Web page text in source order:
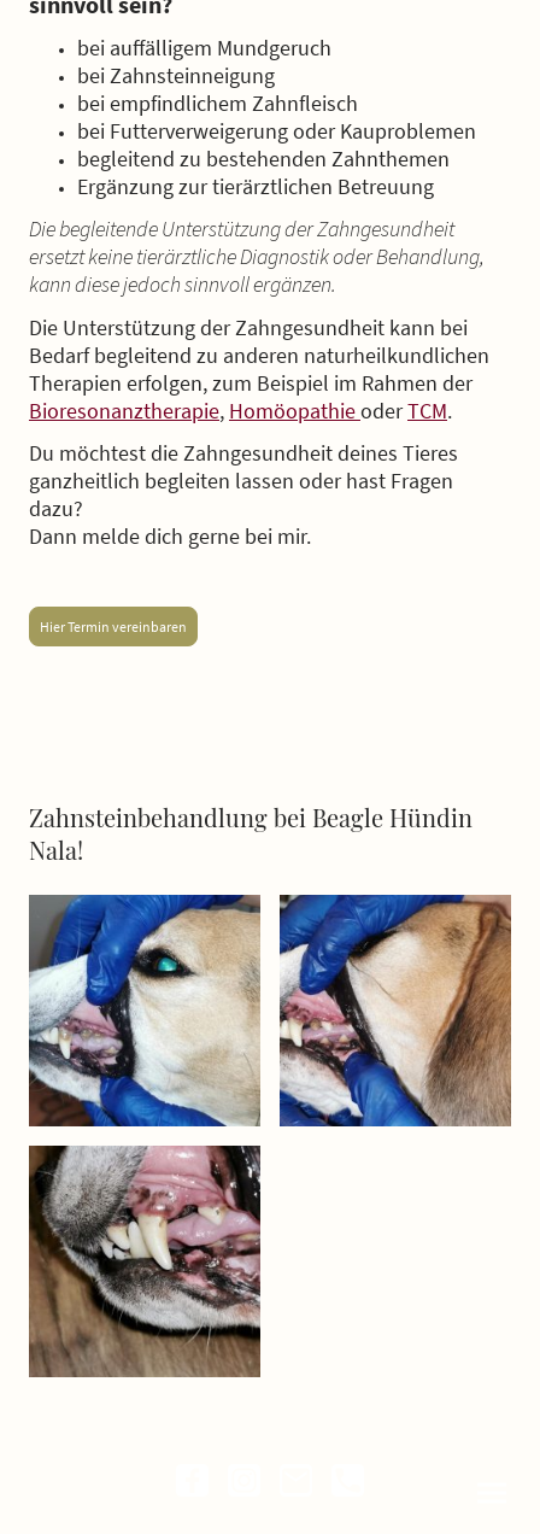
bei auffälligem Mundgeruch
bei Zahnsteinneigung
bei empfindlichem Zahnfleisch
bei Futterverweigerung oder Kauproblemen
begleitend zu bestehenden Zahnthemen
Ergänzung zur tierärztlichen Betreuung
Die begleitende Unterstützung der Zahngesundheit
ersetzt keine tierärztliche Diagnostik oder Behandlung,
kann diese jedoch sinnvoll ergänzen.
Die Unterstützung der Zahngesundheit kann bei
Bedarf begleitend zu anderen naturheilkundlichen
Therapien erfolgen, zum Beispiel im Rahmen der
Bioresonanztherapie, HomöopathieoderTCM.
Du möchtest die Zahngesundheit deines Tieres
ganzheitlich begleiten lassen oder hast Fragen
dazu?
Dann melde dich gerne bei mir.
Hier Termin vereinbaren
Zahnsteinbehandlung bei Beagle Hündin
Nala!